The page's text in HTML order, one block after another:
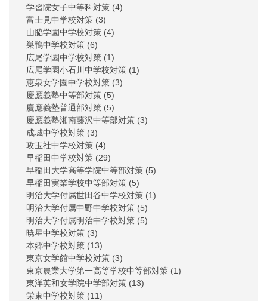
学習院女子中等科対策 (4)
富士見中学校対策 (3)
山脇学園中学校対策 (4)
巣鴨中学校対策 (6)
広尾学園中学校対策 (1)
広尾学園小石川中学校対策 (1)
恵泉女学園中学校対策 (3)
慶應義塾中等部対策 (5)
慶應義塾普通部対策 (5)
慶應義塾湘南藤沢中等部対策 (3)
成城中学校対策 (3)
攻玉社中学校対策 (4)
早稲田中学校対策 (29)
早稲田大学高等学院中等部対策 (5)
早稲田実業学校中等部対策 (5)
明治大学付属世田谷中学校対策 (1)
明治大学付属中野中学校対策 (5)
明治大学付属明治中学校対策 (5)
暁星中学校対策 (3)
本郷中学校対策 (13)
東京女学館中学校対策 (3)
東京農業大学第一高等学校中等部対策 (1)
東洋英和女学院中学部対策 (13)
栄東中学校対策 (11)